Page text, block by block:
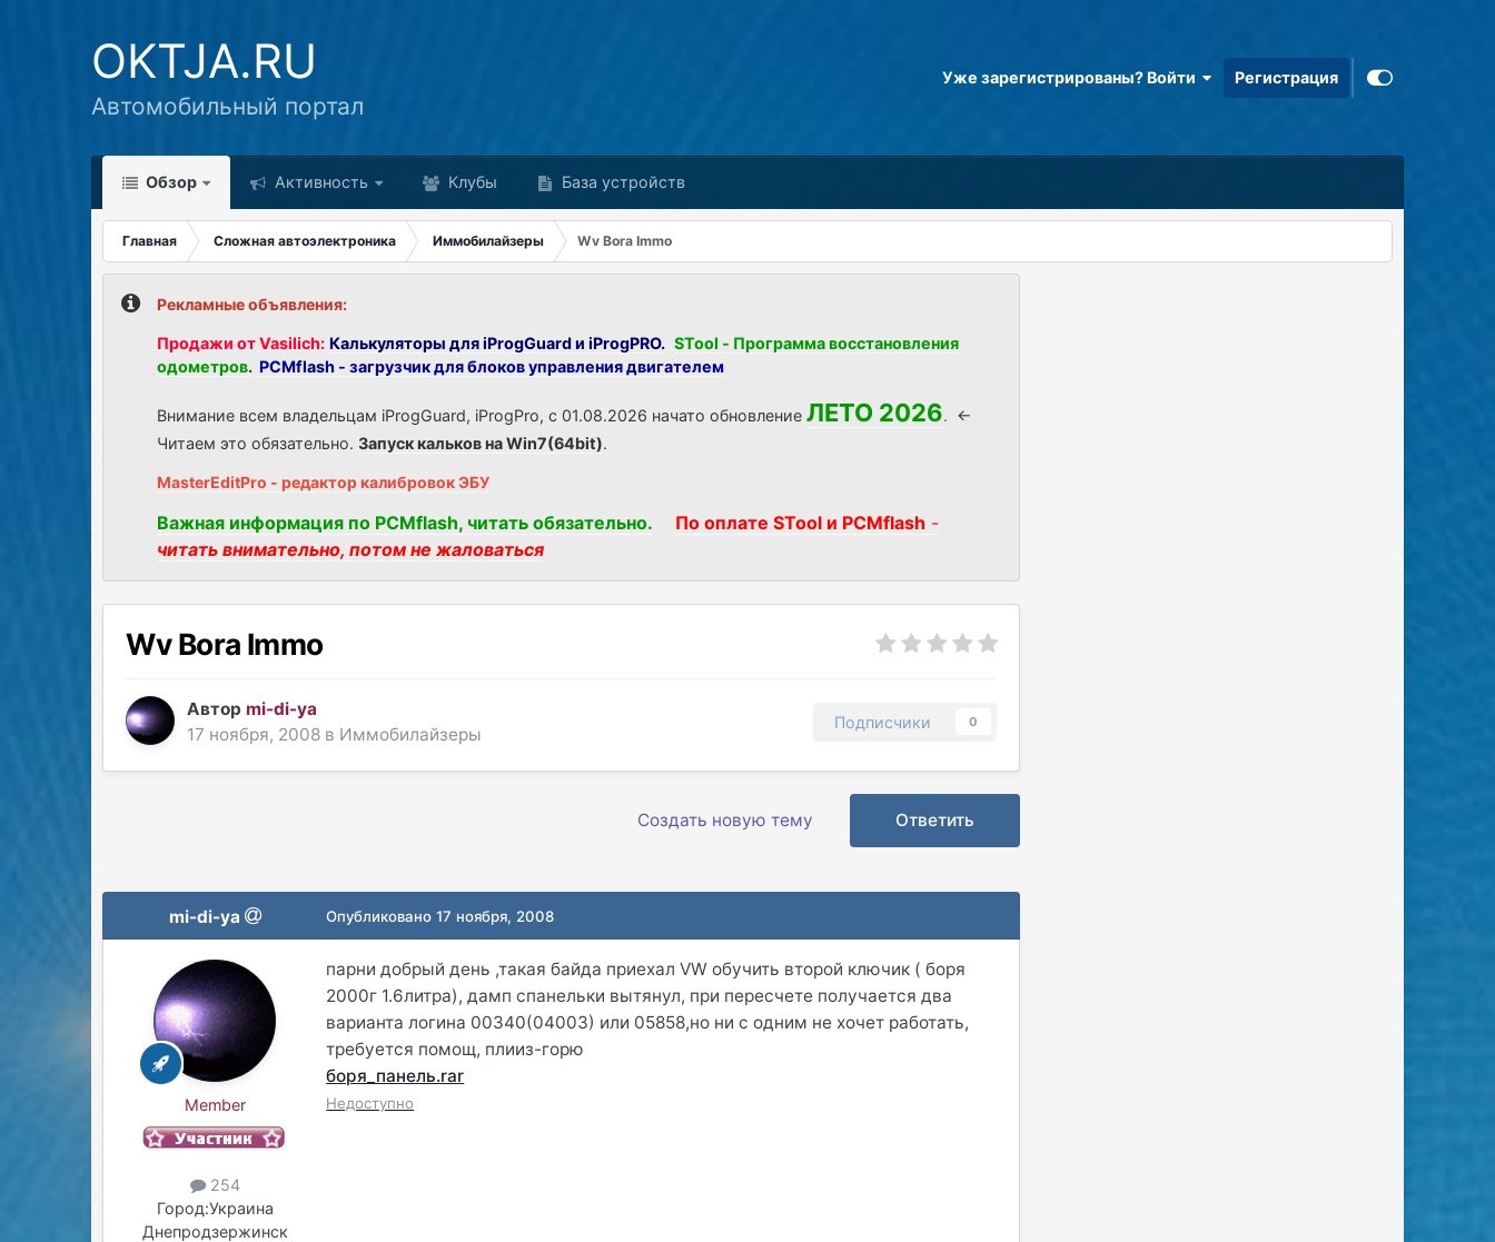
OKTJA.RU
Автомобильный портал
Уже зарегистрированы? Войти Регистрация
Обзор Активность Клубы База устройств
Главная Сложная автоэлектроника Иммобилайзеры Wv Bora Immo
Рекламные объявления:
Продажи от Vasilich: Калькуляторы для iProgGuard и iProgPRO. STool - Программа восстановления
одометров. PCMflash - загрузчик для блоков управления двигателем
Внимание всем владельцам iProgGuard, iProgPro, с 01.08.2026 начато обновлениеЛЕТО 2026. <-
Читаем это обязательно.Запуск кальков на Win7(64bit).
MasterEditPro - редактор калибровок ЭБУ
Важная информация по PCMflash, читать обязательно. По оплате STool и PCMflash -
читать внимательно, потом не жаловаться
Wv Bora Immo
Автор mi-di-ya
17 ноября, 2008 в Иммобилайзеры
Подписчики 0
Ответить
Создать новую тему
mi-di-ya
Member
254
Город:Украина
Днепродзержинск
Опубликовано17 ноября, 2008
парни добрый день ,такая байда приехал VW обучить второй ключик ( боря
2000г 1.6литра), дамп спанельки вытянул, при пересчете получается два
варианта логина 00340(04003) или 05858,но ни с одним не хочет работать,
требуется помощ, плииз-горю
боря_панель.rar
Недоступно